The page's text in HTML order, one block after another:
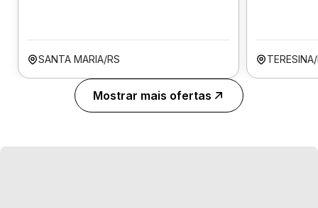
SANTA MARIA/RS
Mostrar mais ofertas